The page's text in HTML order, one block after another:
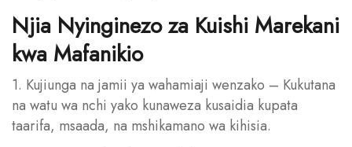
Njia Nyinginezo za Kuishi Marekani
kwa Mafanikio
1. Kujiunga na jamii ya wahamiaji wenzako – Kukutana
na watu wa nchi yako kunaweza kusaidia kupata
taarifa, msaada, na mshikamano wa kihisia.